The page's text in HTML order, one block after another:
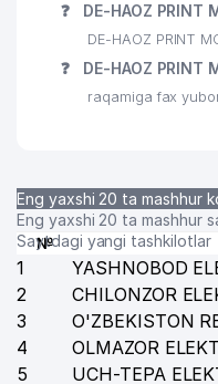
27 DMS EXPRESS
28 MAGIC CINEMA
DREAM DIZAYN
31 NAMUNA-
32
CRONOS
DIAMOND
ORKHIDEYEVS
❓ DE-HAOZ
DE-HAOZ PRINT
❓ DE-HAOZ
raqamiga fax
Eng yaxshi 20 ta mashhur
Eng yaxshi 20 ta mashhur
Saytdagi yangi tashkilotlar
№
1 YASHNOBOD
2
CHILONZOR
3
O'ZBEKISTON
4
OLMAZOR
5
UCH-TEPA